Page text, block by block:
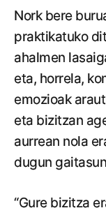
Nork bere
praktikatuko
ahalmen
eta, horrela,
emozioak
eta bizitzan
aurrean nola
dugun
“Gure bizitza